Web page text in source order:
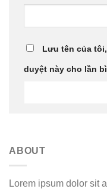
Lưu tên của
duyệt này cho lần
ABOUT
Lorem ipsum dolor sit